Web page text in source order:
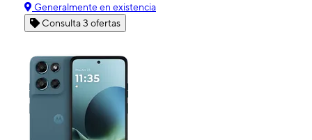
Generalmente en existencia
Consulta 3 ofertas